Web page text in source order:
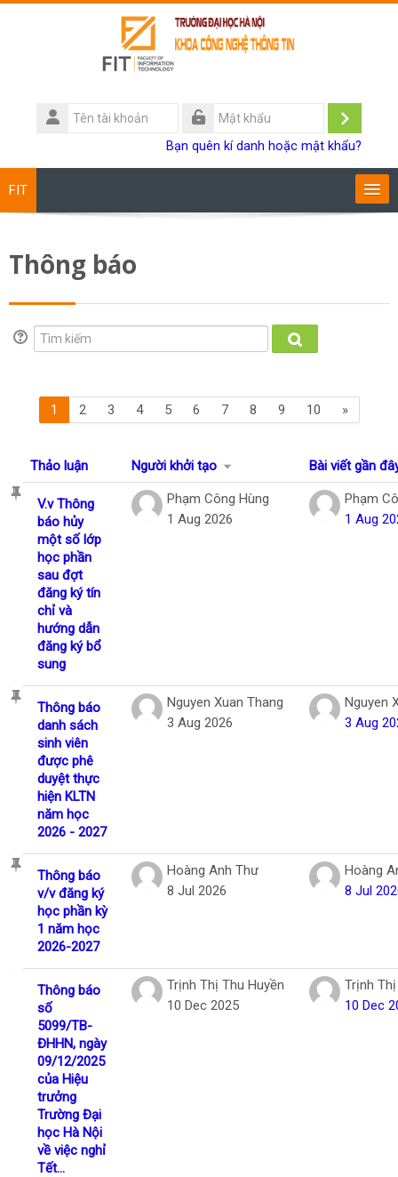
Tên
tài
Đăng
Bạn quên kí danh hoặc mật khẩu?
FIT
Giảng viên
Sinh viên
Tiếng Việt
kiếm
khoá
học
Gửi
Thông báo
Tìm kiếm
Tìm kiếm
1 (current)
2 3 4 5 6 7 8 9 10 »Trang
Danh sách các cuộc thảo luận. Đang
Thảo luận Người khởi tạo Bài viết gần
V.v Thông
báo hủy
một số lớp
học phần
sau đợt
đăng ký tín
chỉ và
hướng dẫn
đăng ký bổ
sung
Phạm Công Hùng
1 Aug 2026
Phạm
1 Aug
Thông báo
danh sách
sinh viên
được phê
duyệt thực
hiện KLTN
năm học
2026 - 2027
Nguyen Xuan Thang
3 Aug 2026
Nguyen
3 Aug
Thông báo
v/v đăng ký
học phần kỳ
1 năm học
2026-2027
Hoàng Anh Thư
8 Jul 2026
Hoàng
8 Jul
Thông báo
số
5099/TB-
ĐHHN, ngày
09/12/2025
của Hiệu
trưởng
Trường Đại
học Hà Nội
về việc nghỉ
Tết...
Trịnh Thị Thu Huyền
10 Dec 2025
Trịnh
10 Dec